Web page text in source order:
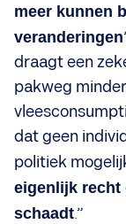
meer kunnen
veranderingen
draagt een
pakweg
dat geen
politiek
eigenlijk recht
schaadt.”